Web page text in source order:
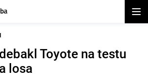
Toyote na testu
losa